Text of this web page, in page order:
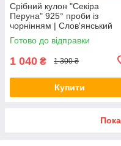
Срібний кулон "Секіра
Перуна" 925° проби із
чорнінням | Слов'янський
оберіг
Готово до відправки
1 040 ₴ 1 300 ₴
Купити